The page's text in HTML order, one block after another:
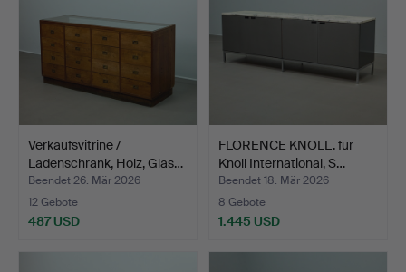
Verkaufsvitrine /
Ladenschrank, Holz, Glas…
Beendet 26. Mär 2026
12 Gebote
487 USD
FLORENCE KNOLL. für
Knoll International, S…
Beendet 18. Mär 2026
8 Gebote
1.445 USD